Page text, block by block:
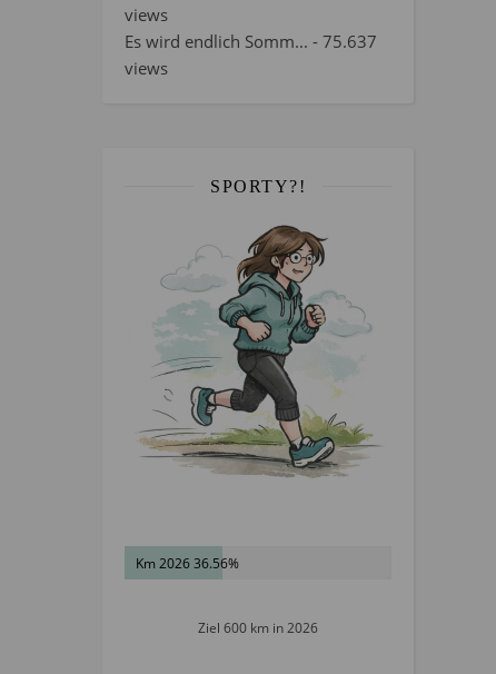
views
Es wird endlich Somm... - 75.637
views
SPORTY?!
Km 2026 36.56%
Ziel 600 km in 2026